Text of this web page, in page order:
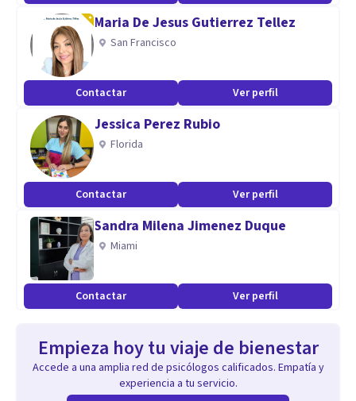
Maria De Jesus Gutierrez Tellez
San Francisco
Contactar Ver perfil
Jessica Perez Rubio
Florida
Contactar Ver perfil
Sandra Milena Jimenez Duque
Miami
Contactar Ver perfil
Empieza hoy tu viaje de bienestar
Accede a una amplia red de psicólogos calificados. Empatía y
experiencia a tu servicio.